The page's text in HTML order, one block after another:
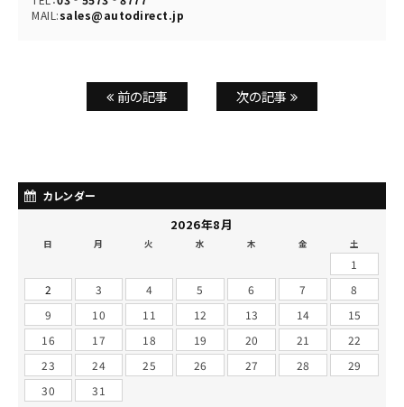
MAIL:sales@autodirect.jp
前の記事 次の記事
カレンダー
2026年8月
日 月 火 水 木 金 土
1
2
3 4 5 6 7
8
9
10 11 12 13 14
15
16
17 18 19 20 21
22
23
24 25 26 27 28
29
30
31